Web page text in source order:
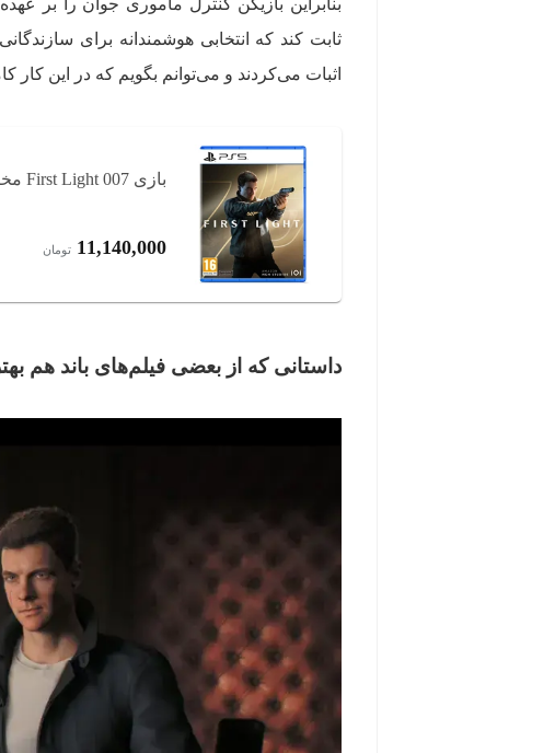
بنابراین بازیکن کنترل ماموری جوان را بر
ثابت کند که انتخابی هوشمندانه برای
اثبات می‌کردند و می‌توانم بگویم که در این کار
بازی 007 First Light مخصوص PS5
11,140,000 تومان
داستانی که از بعضی فیلم‌های باند هم